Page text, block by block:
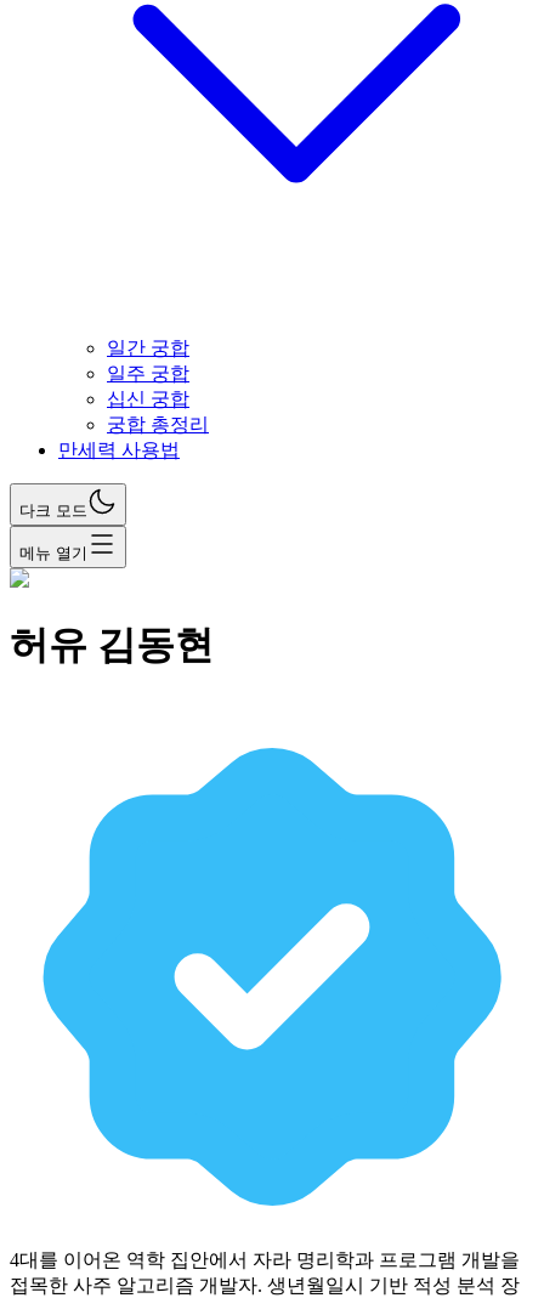
일간 궁합
일주 궁합
십신 궁합
궁합 총정리
만세력 사용법
다크 모드
메뉴 열기
허유 김동현
4대를 이어온 역학 집안에서 자라 명리학과 프로그램 개발을
접목한 사주 알고리즘 개발자. 생년월일시 기반 적성 분석 장